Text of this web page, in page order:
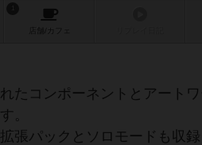
店舗/ カフェ
たコンポーネントとアート
。
張パックとソロモードも収録